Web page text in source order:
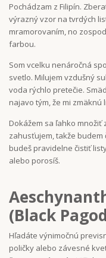
Pochádzam z Filipín.
výrazný vzor na tvrdých
mramorovaním, no
farbou.
Som vcelku nenáročná
svetlo. Milujem vzdušný
voda rýchlo pretečie.
najavo tým, že mi zmäknú
Dokážem sa ľahko
zahusťujem, takže budem
budeš pravidelne čistiť
alebo porosíš.
(Black
Hľadáte výnimočnú
poličky alebo závesné